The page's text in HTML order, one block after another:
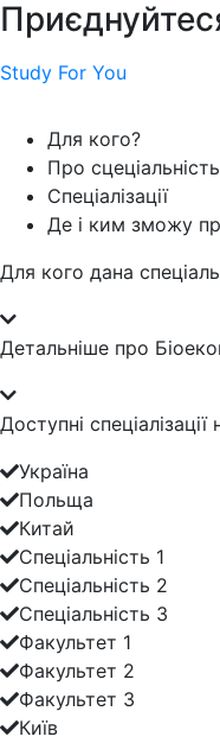
Study For You
Для кого?
Про сцеціальність
Спеціалізації
Де і ким зможу
Для кого дана
Детальніше про
Доступні
Україна
Польща
Китай
Спеціальність 1
Спеціальність 2
Спеціальність 3
Факультет 1
Факультет 2
Факультет 3
Київ